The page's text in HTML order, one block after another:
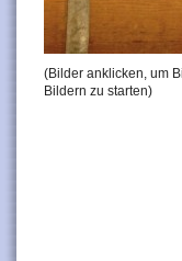
(Bilder anklicken, um
Bildern zu starten)